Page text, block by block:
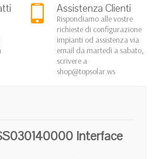
Assistenza Clienti
Rispondiamo alle vostre
richieste di configurazione
impianti od assistenza via
email da martedì a sabato,
scrivere a
shop@topsolar.ws
Interface